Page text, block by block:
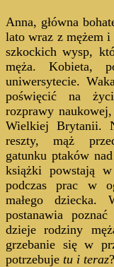
Anna, główna
lato wraz z mężem
szkockich wysp,
męża. Kobieta,
uniwersytecie.
poświęcić na
rozprawy
Wielkiej Brytanii.
reszty, mąż
gatunku ptaków
książki powstają
podczas prac w
małego dziecka.
postanawia
dzieje rodziny
grzebanie się w
potrzebuje tu i teraz?